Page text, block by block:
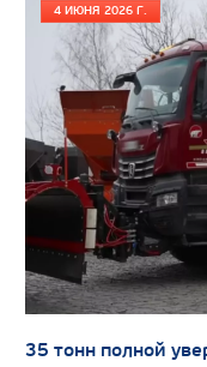
Вместимость
Направление
Колесная
САМОСВАЛ
4 ИЮНЯ 2026 Г.
35 тонн полной